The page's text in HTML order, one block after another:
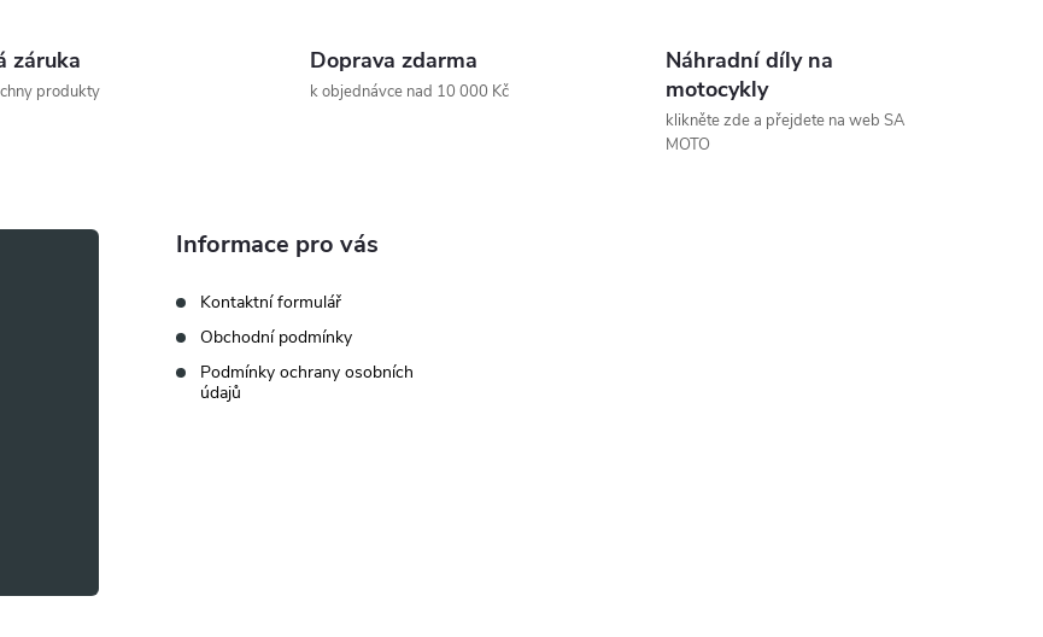
záruka
produkty
Doprava zdarma
k objednávce nad 10 000 Kč
Náhradní díly na
motocykly
klikněte zde a přejdete na web SA
MOTO
Informace pro vás
Kontaktní formulář
Obchodní podmínky
Podmínky ochrany osobních
údajů